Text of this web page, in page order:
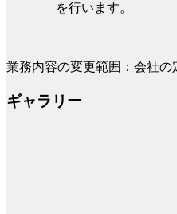
を行います。
業務内容の変更範囲：会社の
ギャラリー